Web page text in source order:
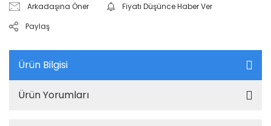
Arkadaşına Öner
Fiyatı Düşünce Haber Ver
Paylaş
Ürün Bilgisi
Ürün Yorumları